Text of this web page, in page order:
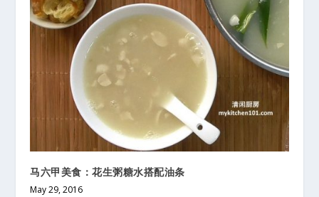
马六甲美食：花生粥糖水搭配油条
May 29, 2016